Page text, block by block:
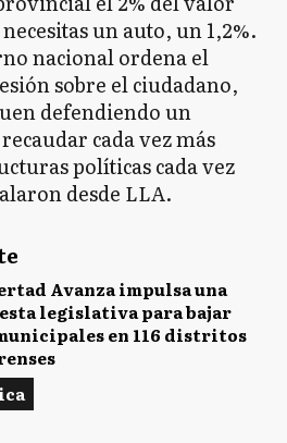
un auto, un 1,2%.
nacional ordena el
sobre el ciudadano,
defendiendo un
cada vez más
políticas cada vez
desde LLA.
Avanza impulsa una
legislativa para bajar
en 116 distritos